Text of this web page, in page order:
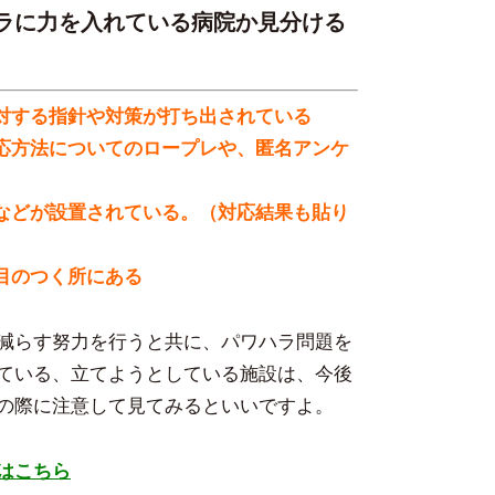
力を入れている病院か見分ける
る指針や対策が打ち出されている
方法についてのロープレや、匿名アンケ
が設置されている。（対応結果も貼り
のつく所にある
らす努力を行うと共に、パワハラ問題を
いる、立てようとしている施設は、今後
に注意して見てみるといいですよ。
こちら